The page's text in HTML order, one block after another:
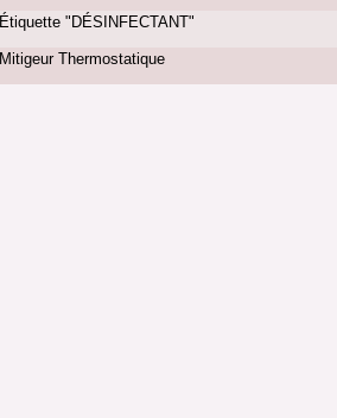
Étiquette "DÉSINFECTANT"
Mitigeur Thermostatique